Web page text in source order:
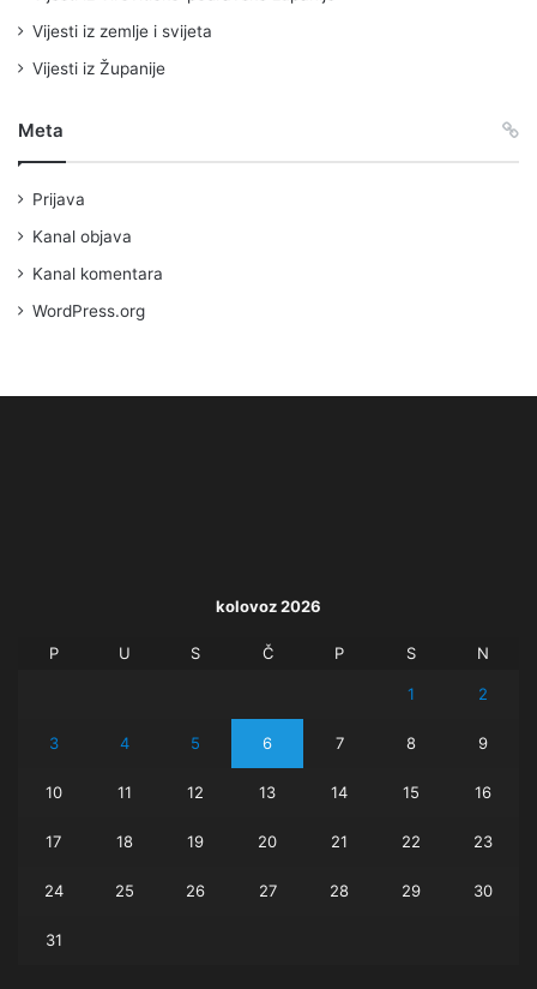
Vijesti iz zemlje i svijeta
Vijesti iz Županije
Meta
Prijava
Kanal objava
Kanal komentara
WordPress.org
kolovoz 2026
P U S Č P S N
1 2
3 4 5 6 7 8 9
10 11 12 13 14 15 16
17 18 19 20 21 22 23
24 25 26 27 28 29 30
31